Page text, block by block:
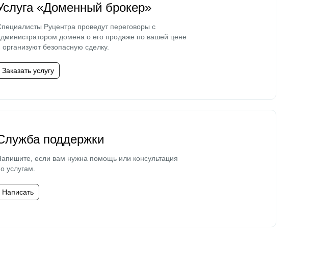
«Доменный брокер»
Руцентра проведут переговоры с
домена о его продаже по вашей цене
организуют безопасную сделку.
Заказать услугу
поддержки
если вам нужна помощь или консультация
услугам.
Написать